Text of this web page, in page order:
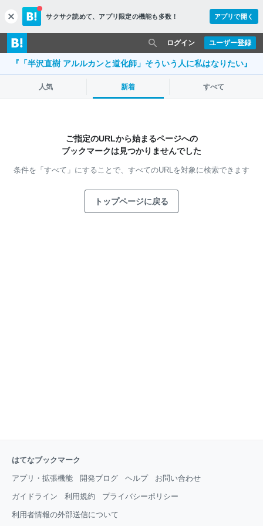
c
l
o
s
e
サクサク読めて、 アプリ限定の機能も多数！ アプリで開く
ユーザー登録
ログイン
『「半沢直樹 アルルカンと道化師」そういう人に私はなりたい』
人気 新着 すべて
ご指定のURLから始まるページへの
ブックマークは見つかりませんでした
条件を「すべて」にすることで、 すべてのURLを対象に検索できます
トップページに戻る
はてなブックマーク
アプリ・拡張機能 開発ブログ ヘルプ お問い合わせ
ガイドライン 利用規約 プライバシーポリシー
利用者情報の外部送信について